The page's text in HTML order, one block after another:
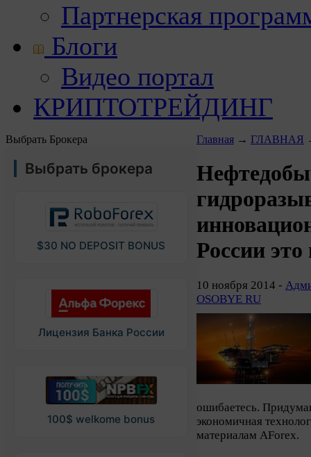
Партнерская
Блоги
Видео портал
КРИПТОТРЕЙДИНГ
Выбрать Брокера
Выбрать брокера
$30 NO DEPOSIT BONUS
Лицензия Банка России
100$ welkome bonus
Главная → ГЛАВНАЯ
России
10 ноября 2014 -
OSOBYE RU
ошибаетесь.
экономичная
материалам AForex.